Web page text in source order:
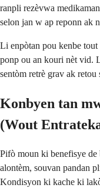
ranpli rezèvwa
selon jan w ap reponn ak
Li enpòtan pou kenbe
ponp ou an kouri nèt vid.
sentòm retrè grav ak retou
Konbyen tan
(Wout
Pifò moun ki benefisye de
alontèm, souvan pandan
Kondisyon ki kache ki